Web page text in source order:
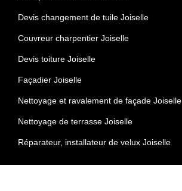
Devis changement de tuile Joiselle
Couvreur charpentier Joiselle
Devis toiture Joiselle
Façadier Joiselle
Nettoyage et ravalement de façade Joiselle
Nettoyage de terrasse Joiselle
Réparateur, installateur de velux Joiselle